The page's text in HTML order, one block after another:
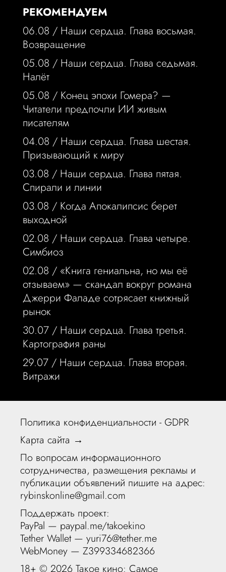
РЕКОМЕНДУЕМ
06.08 / Наши сердца. Глава восьмая.
Возвращение
05.08 / Наши сердца. Глава седьмая.
Налёт
05.08 / Конец эпохи Гомера? —
Читатели предпочли ИИ живым
писателям
04.08 / Наши сердца. Глава шестая.
Призывающий к миру
03.08 / Наши сердца. Глава пятая.
Спирали и линии
03.08 / Когда Апокалипсис берет
выходной
02.08 / Наши сердца. Глава четыре.
Симбиоз
02.08 / «Книга гениальна, но мы её
отзываем» — скандал вокруг романа
Джерри Фаладе сотрясает книжный
рынок
30.07 / Наши сердца. Глава третья.
Картография раны
29.07 / Наши сердца. Глава вторая.
Витражи
Политика конфиденциальности - GDPR
Карта сайта →
По вопросам информационного
сотрудничества, размещения рекламы и
публикации объявлений пишите на адрес:
rybinskonline@gmail.com
Поддержать проект:
PayPal — paypal.me/takoekino
Tether Wallet — yuri76@tether.me
WebMoney — Z399334682366
18+ ©2026 Такое кино: Самое